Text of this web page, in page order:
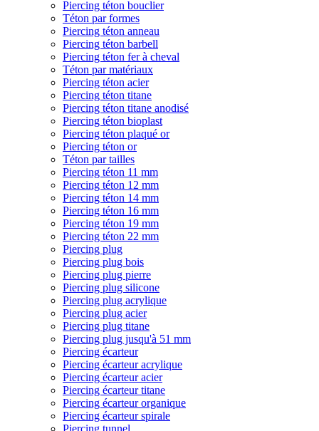
Piercing téton bouclier
Téton par formes
Piercing téton anneau
Piercing téton barbell
Piercing téton fer à cheval
Téton par matériaux
Piercing téton acier
Piercing téton titane
Piercing téton titane anodisé
Piercing téton bioplast
Piercing téton plaqué or
Piercing téton or
Téton par tailles
Piercing téton 11 mm
Piercing téton 12 mm
Piercing téton 14 mm
Piercing téton 16 mm
Piercing téton 19 mm
Piercing téton 22 mm
Piercing plug
Piercing plug bois
Piercing plug pierre
Piercing plug silicone
Piercing plug acrylique
Piercing plug acier
Piercing plug titane
Piercing plug jusqu'à 51 mm
Piercing écarteur
Piercing écarteur acrylique
Piercing écarteur acier
Piercing écarteur titane
Piercing écarteur organique
Piercing écarteur spirale
Piercing tunnel